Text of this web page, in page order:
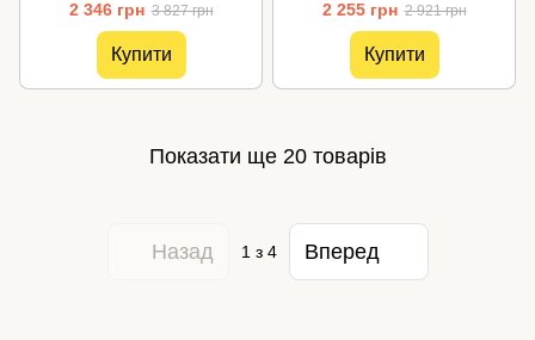
2 346 грн 3 827 грн
Купити
2 255 грн 2 921 грн
Купити
Показати ще 20 товарів
Назад 1з 4 Вперед